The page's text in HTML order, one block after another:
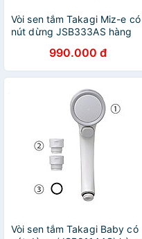
Vòi sen tắm Takagi Miz-e có
nút dừng JSB333AS hàng
990.000 đ
Vòi sen tắm Takagi Baby có